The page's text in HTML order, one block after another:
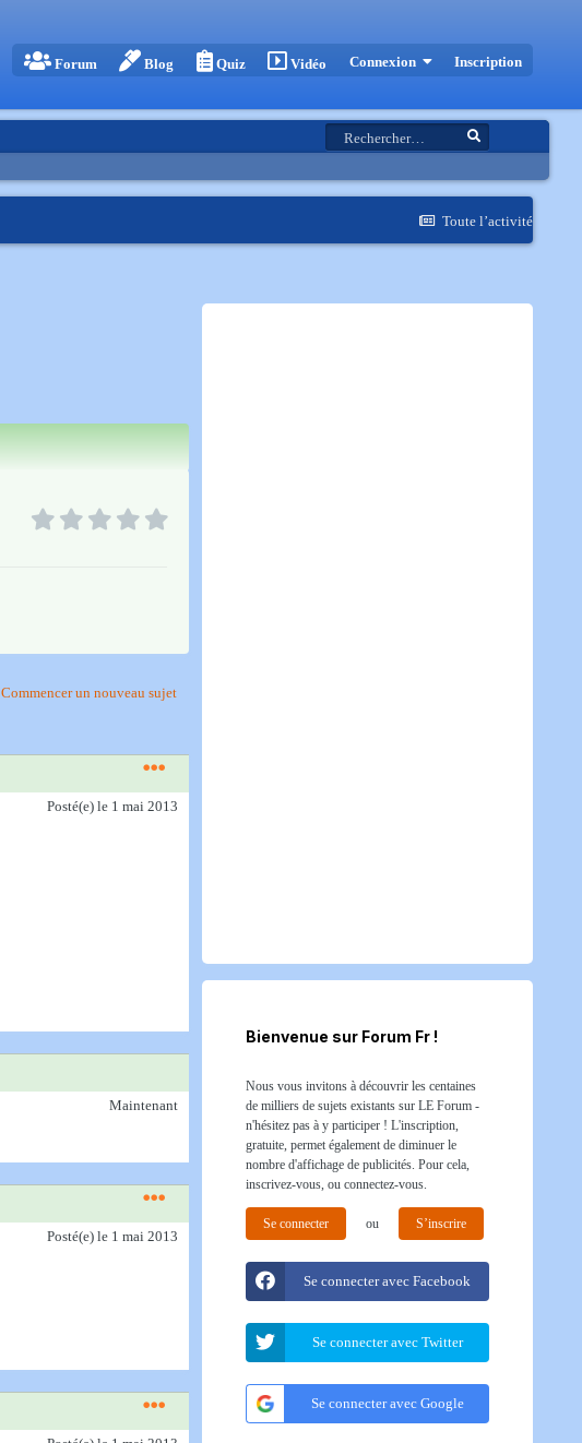
Forum Blog Quiz Vidéo Connexion Inscription
Toute l’activité
Commencer un nouveau sujet
Posté(e) le 1 mai 2013
Maintenant
Posté(e) le 1 mai 2013
Bienvenue sur Forum Fr !
Nous vous invitons à découvrir les centaines
de milliers de sujets existants sur LE Forum -
n'hésitez pas à y participer ! L'inscription,
gratuite, permet également de diminuer le
nombre d'affichage de publicités. Pour cela,
inscrivez-vous, ou connectez-vous.
Se connecter ou S’inscrire
Se connecter avec Facebook
Se connecter avec Twitter
Se connecter avec Google